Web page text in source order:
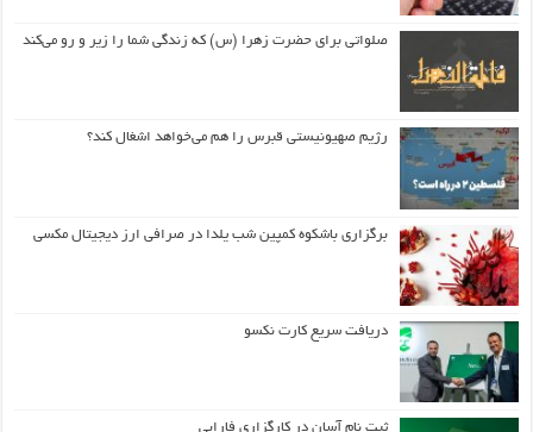
صلواتی برای حضرت زهرا (س) که زندگی شما را زیر و رو می‌کند
رژیم صهیونیستی قبرس را هم می‌خواهد اشغال کند؟
برگزاری باشکوه کمپین شب یلدا در صرافی ارز دیجیتال مکسی
دریافت سریع کارت نکسو
ثبت نام آسان در کارگزاری فارابی